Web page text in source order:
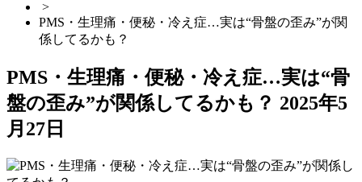
>
PMS・生理痛・便秘・冷え症…実は“骨盤の歪み”が関
係してるかも？
PMS・生理痛・便秘・冷え症…実は“骨
盤の歪み”が関係してるかも？ 2025年5
月27日